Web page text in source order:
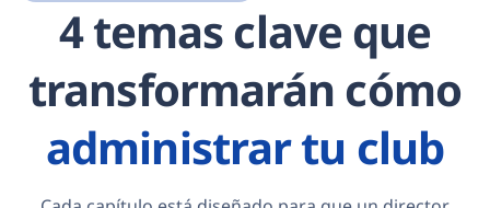
4 temas clave que
transformarán cómo
administrar tu club